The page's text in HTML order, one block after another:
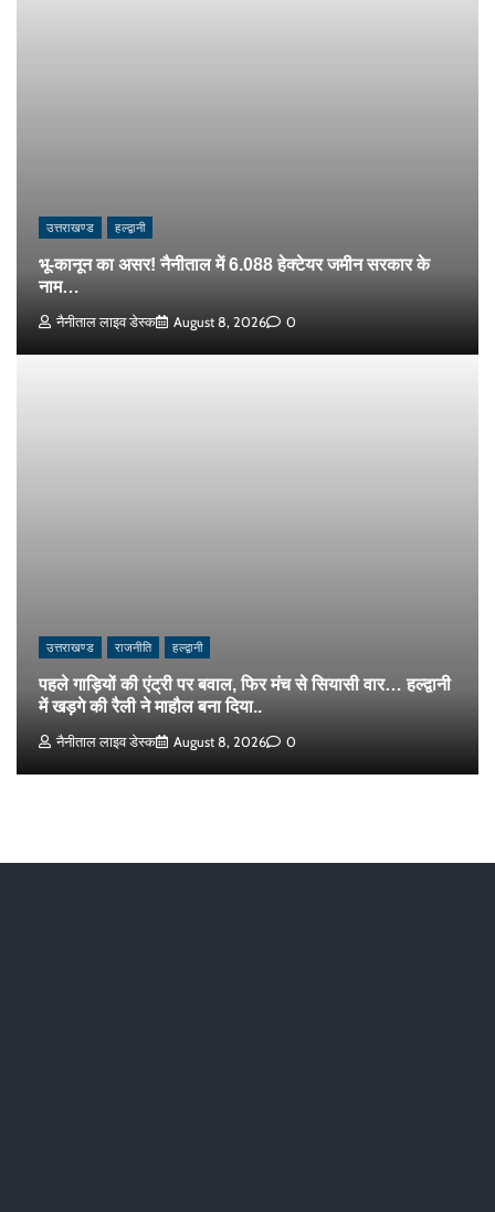
उत्तराखण्ड हल्द्वानी
भू-कानून का असर! नैनीताल में 6.088 हेक्टेयर जमीन सरकार के
नाम…
नैनीताल लाइव डेस्क August 8, 2026 0
उत्तराखण्ड राजनीति हल्द्वानी
पहले गाड़ियों की एंट्री पर बवाल, फिर मंच से सियासी वार… हल्द्वानी
में खड़गे की रैली ने माहौल बना दिया..
नैनीताल लाइव डेस्क August 8, 2026 0